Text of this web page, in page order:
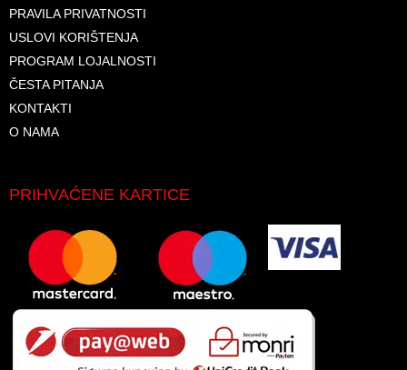
PRAVILA PRIVATNOSTI
USLOVI KORIŠTENJA
PROGRAM LOJALNOSTI
ČESTA PITANJA
KONTAKTI
O NAMA
PRIHVAĆENE KARTICE